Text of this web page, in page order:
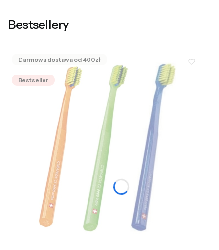
Bestsellery
Bestseller